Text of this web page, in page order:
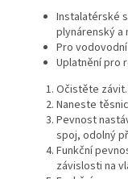
Instalatérské
plynárenský
Pro
Uplatnění pro
Očistěte závit.
Naneste
Pevnost
spoj, odolný
Funkční
závislosti na